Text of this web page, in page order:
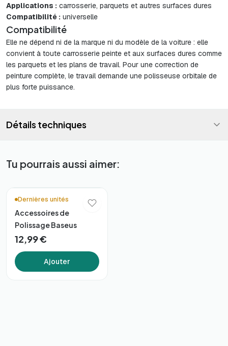
Applications : carrosserie, parquets et autres surfaces dures
Compatibilité : universelle
Compatibilité
Elle ne dépend ni de la marque ni du modèle de la voiture : elle
convient à toute carrosserie peinte et aux surfaces dures comme
les parquets et les plans de travail. Pour une correction de
peinture complète, le travail demande une polisseuse orbitale de
plus forte puissance.
Détails techniques
Tu pourrais aussi aimer:
Dernières unités
Accessoires de
Polissage Baseus
12,99 €
Ajouter